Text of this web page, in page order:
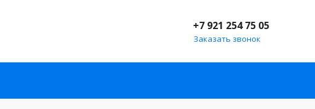
+7 921 254 75 05
Заказать звонок